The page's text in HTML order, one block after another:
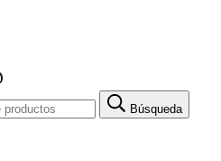
Búsqueda